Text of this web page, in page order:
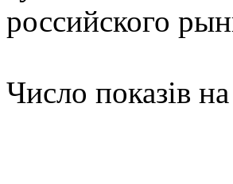
российского
Число показів